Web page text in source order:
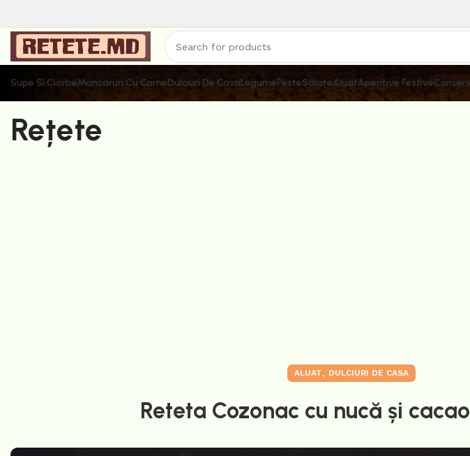
Supe Si CiorbeMancaruri Cu CarneDulciuri De CasaLegumePesteSalateAluatAperitive Festive
Rețete
ALUAT, DULCIURI DE CASA
Reteta Cozonac cu nucă și